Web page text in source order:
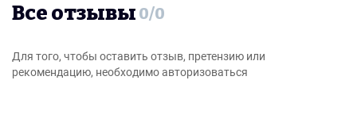
Все отзывы 0/0
Для того, чтобы оставить отзыв, претензию или
рекомендацию, необходимо авторизоваться